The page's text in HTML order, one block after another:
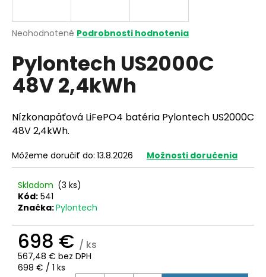
Priemerné
produktu
je
0,0
z
hviezdičiek.
Neohodnotené Podrobnosti hodnotenia
Pylontech US2000C
48V 2,4kWh
Nízkonapäťová LiFePO4 batéria Pylontech US2000C
48V 2,4kWh.
Môžeme doručiť do: 13.8.2026 Možnosti doručenia
Skladom (3 ks)
Kód: 541
Značka:Pylontech
698 € / ks
567,48 € bez DPH
Jednotková
698 € / 1 ks
j
ť
?
O
d
p
o
ú
č